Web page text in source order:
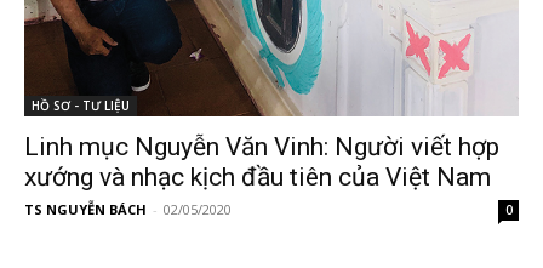
HỒ SƠ - TƯ LIỆU
Linh mục Nguyễn Văn Vinh: Người viết hợp
xướng và nhạc kịch đầu tiên của Việt Nam
TS NGUYỄN BÁCH - 02/05/2020 0